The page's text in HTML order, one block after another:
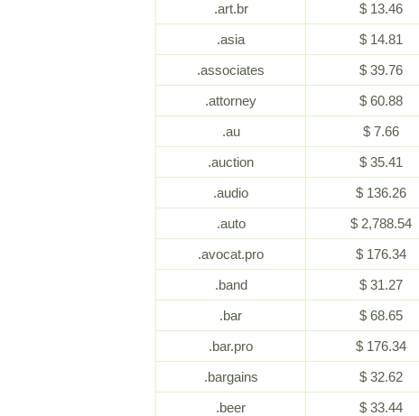
.art.br
$ 13.46
.asia
$ 14.81
.associates
$ 39.76
.attorney
$ 60.88
.au
$ 7.66
.auction
$ 35.41
.audio
$ 136.26
.auto
$ 2,788.54
.avocat.pro
$ 176.34
.band
$ 31.27
.bar
$ 68.65
.bar.pro
$ 176.34
.bargains
$ 32.62
.beer
$ 33.44